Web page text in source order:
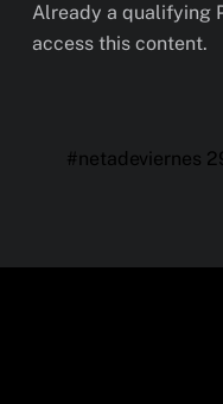
Already a qualifying
access this content.
#netadeviernes